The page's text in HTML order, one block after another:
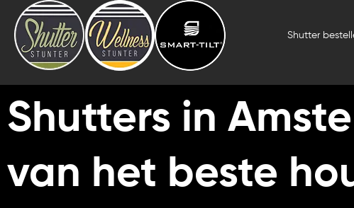
Skip
content
Shutter
Shutters in
van het beste